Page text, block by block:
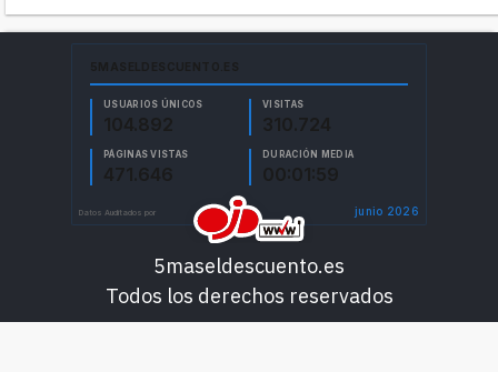
5maseldescuento.es
Todos los derechos reservados